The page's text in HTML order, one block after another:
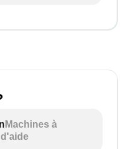
Machines à